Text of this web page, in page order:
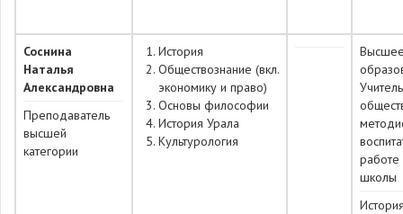
Соснина
Наталья
Александровна
Преподаватель
высшей
категории
История
Обществознание (вкл.
экономику и право)
Основы философии
История Урала
Культурология
школы